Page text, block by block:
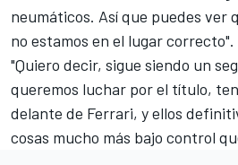
neumáticos. Así que puedes ver
no estamos en el lugar correcto".
"Quiero decir, sigue siendo un
queremos luchar por el título,
delante de Ferrari, y ellos
cosas mucho más bajo control